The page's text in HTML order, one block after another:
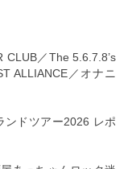
／The 5.6.7.8’s
ALLIANCE／オナニ
ンドツアー2026 レポ